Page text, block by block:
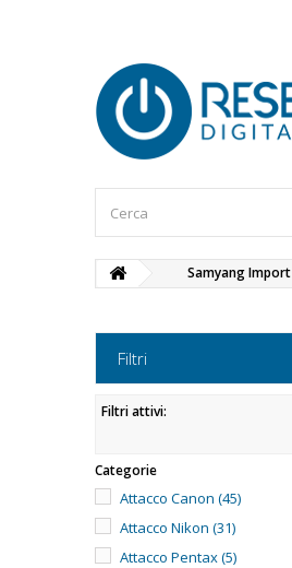
Samyang Import
Filtri
Filtri attivi:
Categorie
Attacco Canon (45)
Attacco Nikon (31)
Attacco Pentax(5)